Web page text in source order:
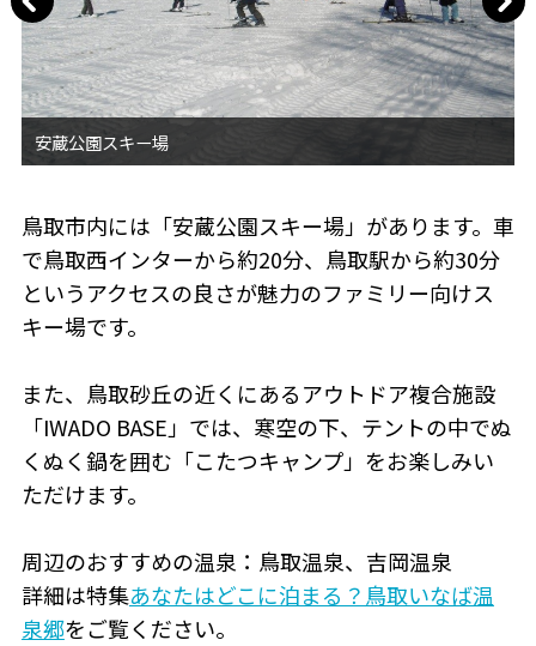
鳥取市内には「安蔵公園スキー場」があります。車
で鳥取西インターから約20分、鳥取駅から約30分
というアクセスの良さが魅力のファミリー向けス
キー場です。
また、鳥取砂丘の近くにあるアウトドア複合施設
「IWADO BASE」では、寒空の下、テントの中でぬ
くぬく鍋を囲む「こたつキャンプ」をお楽しみい
ただけます。
周辺のおすすめの温泉：鳥取温泉、吉岡温泉
詳細は特集あなたはどこに泊まる？鳥取いなば温
泉郷をご覧ください。